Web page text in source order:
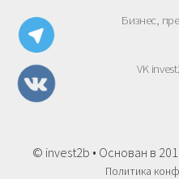
Бизнес,
VK
© invest2b • Основан в
Политика